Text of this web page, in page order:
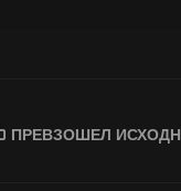
ПРЕВЗОШЕЛ